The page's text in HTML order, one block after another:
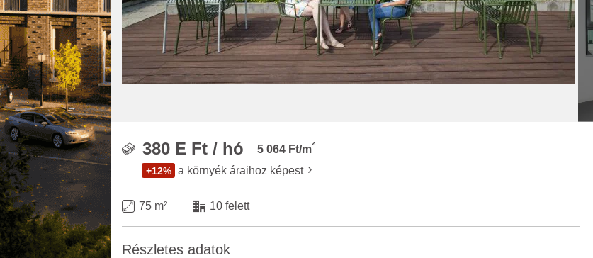
380 E Ft / hó 5 064 Ft/m
2
+12% a környék áraihoz képest
75 m² 10 felett
Részletes adatok